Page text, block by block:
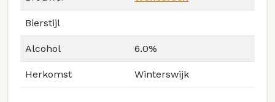
Bierstijl
Alcohol 6.0%
Herkomst Winterswijk